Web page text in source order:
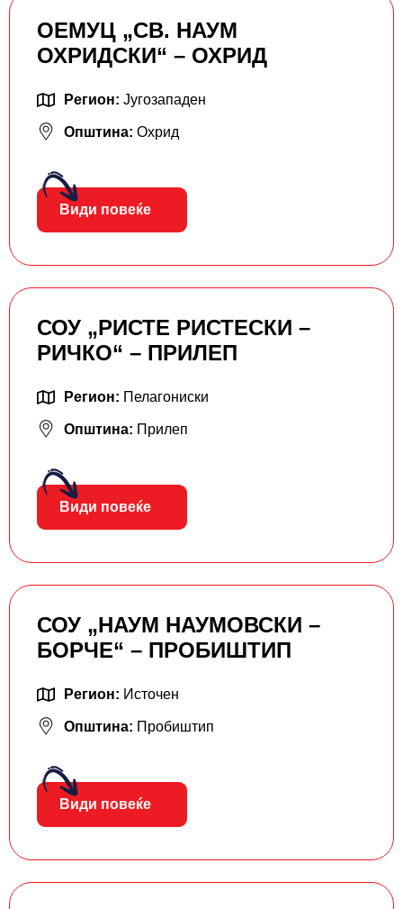
ОЕМУЦ „СВ. НАУМ
ОХРИДСКИ“ – ОХРИД
Регион: Југозападен
Општина: Охрид
Види повеќе
СОУ „РИСТЕ РИСТЕСКИ –
РИЧКО“ – ПРИЛЕП
Регион: Пелагониски
Општина: Прилеп
Види повеќе
СОУ „НАУМ НАУМОВСКИ –
БОРЧЕ“ – ПРОБИШТИП
Регион: Источен
Општина: Пробиштип
Види повеќе